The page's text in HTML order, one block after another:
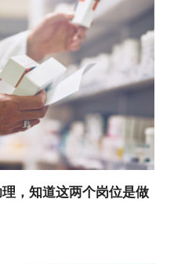
，知道这两个岗位是做